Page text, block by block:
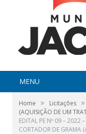
MENU
Home » Licitações »
(AQUISIÇÃO DE UM
EDITAL PE Nº 09 – 2022
CORTADOR DE GRAMA